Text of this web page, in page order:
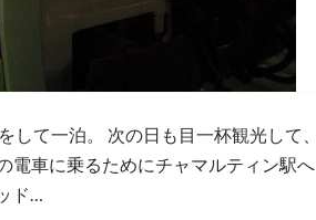
て一泊。 次の日も目一杯観光して、
電車に乗るためにチャマルティン駅へ
ド…